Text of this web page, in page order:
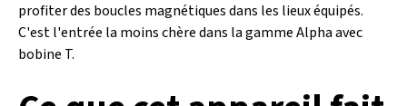
profiter des boucles magnétiques dans les lieux équipés.
C'est l'entrée la moins chère dans la gamme Alpha avec
bobine T.